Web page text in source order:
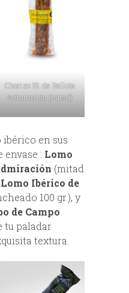
Chorizo IB. de Bellota
Admiración (mitad)
en sus
: Lomo
(mitad
Lomo Ibérico de
100 gr.), y
de Campo
tu paladar
textura.